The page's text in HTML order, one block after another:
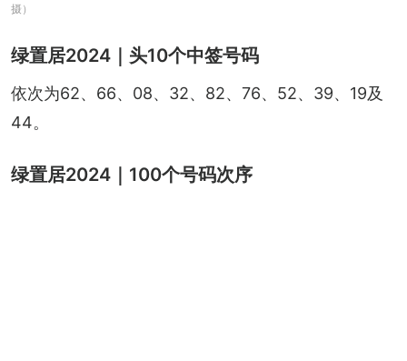
摄）
绿置居2024｜头10个中签号码
依次为62、66、08、32、82、76、52、39、19及
44。
绿置居2024｜100个号码次序